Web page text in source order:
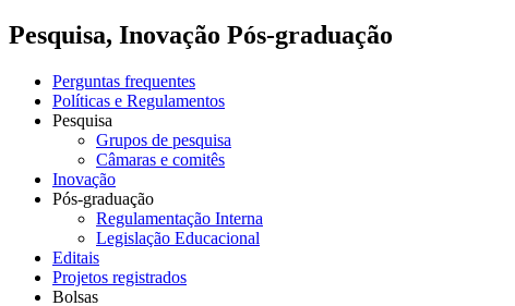
Pesquisa, Inovação Pós-graduação
Perguntas frequentes
Políticas e Regulamentos
Pesquisa
Grupos de pesquisa
Câmaras e comitês
Inovação
Pós-graduação
Regulamentação Interna
Legislação Educacional
Editais
Projetos registrados
Bolsas